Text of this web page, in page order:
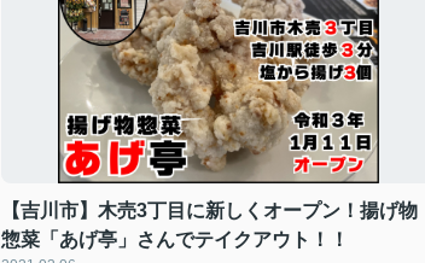
【吉川市】木売3丁目に新しくオープン！揚げ物
惣菜「あげ亭」さんでテイクアウト！！